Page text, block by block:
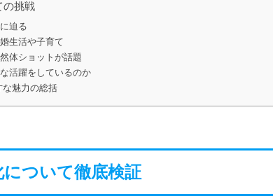
の挑戦
迫る
生活や子育て
体ショットが話題
活躍をしているのか
魅力の総括
ついて徹底検証